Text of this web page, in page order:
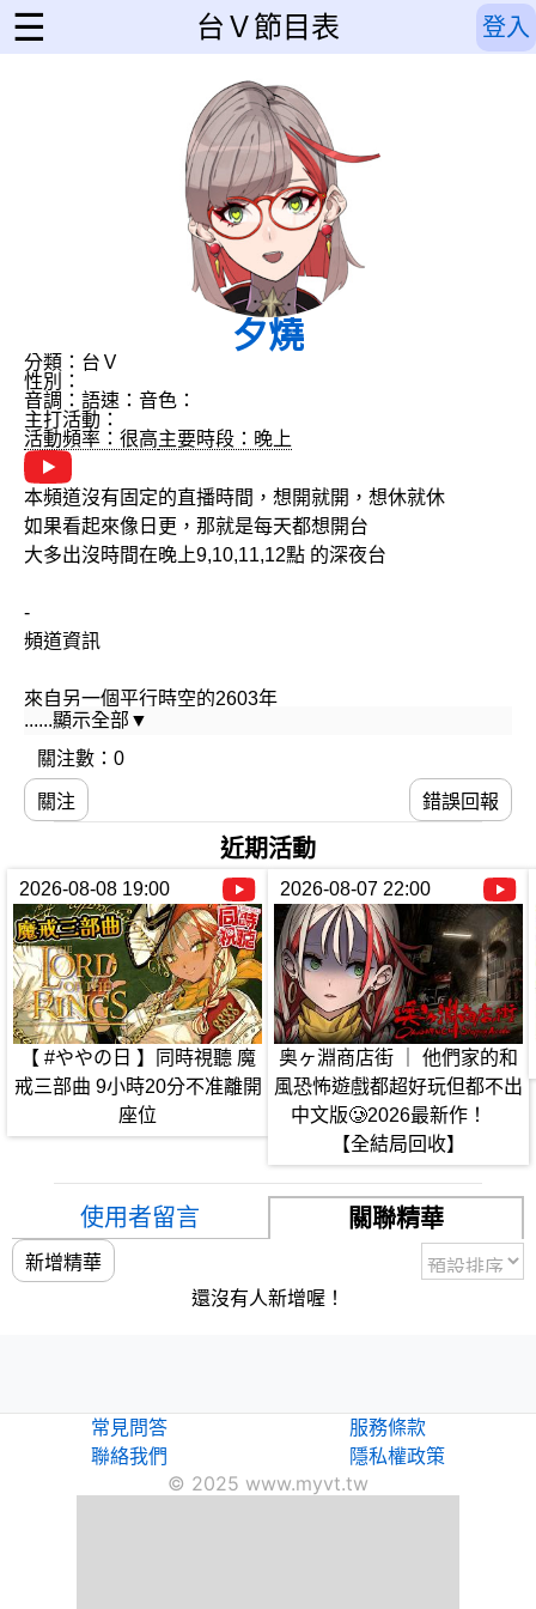
☰ 台Ｖ節目表 登入
夕燒
分類：台Ｖ
性別：
音調： 語速： 音色：
主打活動：
活動頻率：很高主要時段：晚上
本頻道沒有固定的直播時間，想開就開，想休就休
如果看起來像日更，那就是每天都想開台
大多出沒時間在晚上9,10,11,12點 的深夜台
-
頻道資訊
來自另一個平行時空的2603年
虛擬未來人「朝潮小焼」於2023年佔領了本頻道（旧
SEESORA 観空部）。
本焼為了成為值得讓你驕傲的VTuber而來到這裡。
2019.09.20 「SEESORA 観空部」活動開始
2020.05.08 Youtube 1000訂閱
2022.05.18 YouTube 5000訂閱
2023.09.20 頻道更名「朝潮小焼」
2025.11.16 YouTube 10000訂閱
✧Twitter✧
https://twitter.com/asasiokoyake
✧業務連絡✧
......顯示全部▼
關注數：0
關注 錯誤回報
近期活動
2026-08-08 19:00
【 #ややの日 】同時視聽 魔
戒三部曲 9小時20分不准離開
座位
2026-08-07 22:00
奥ヶ淵商店街 ｜ 他們家的和
風恐怖遊戲都超好玩但都不出
中文版🥲2026最新作！
【全結局回收】
使用者留言 關聯精華
新增精華
還沒有人新增喔！
常見問答
聯絡我們
服務條款
隱私權政策
© 2025 www.myvt.tw